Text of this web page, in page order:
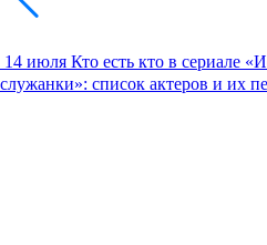
14 июля Кто есть кто в сериале
служанки»: список актеров и их